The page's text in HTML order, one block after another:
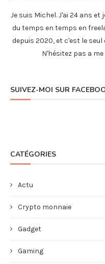
Je suis Michel. J'ai 24 ans et
du temps en temps en
depuis 2020, et c'est le
N'hésitez pas a
SUIVEZ-MOI SUR
CATÉGORIES
Actu
Crypto monnaie
Gadget
Gaming